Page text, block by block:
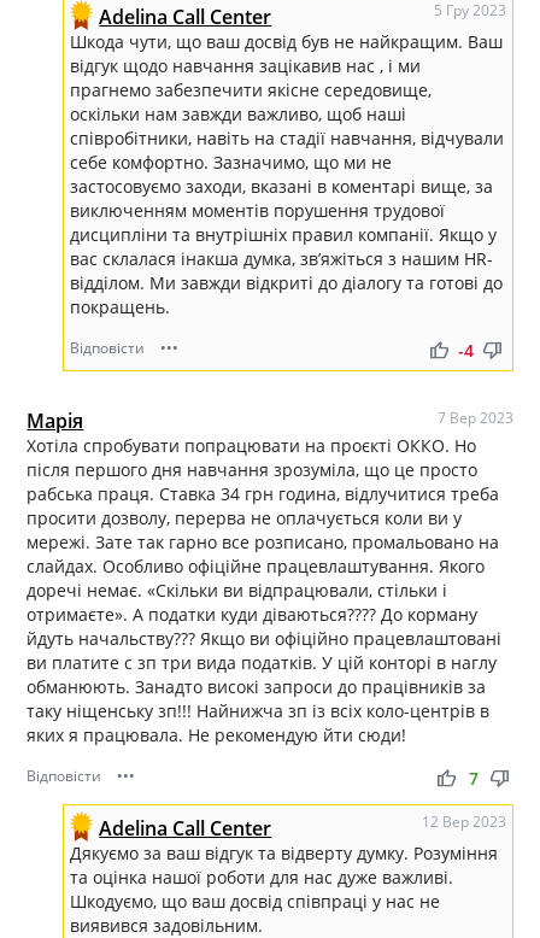
Adelina Call Center 5 Гру 2023
Шкода чути, що ваш досвід був не найкращим. Ваш
відгук щодо навчання зацікавив нас , і ми
прагнемо забезпечити якісне середовище,
оскільки нам завжди важливо, щоб наші
співробітники, навіть на стадії навчання, відчували
себе комфортно. Зазначимо, що ми не
застосовуємо заходи, вказані в коментарі вище, за
виключенням моментів порушення трудової
дисципліни та внутрішніх правил компанії. Якщо у
вас склалася інакша думка, зв’яжіться з нашим HR-
відділом. Ми завжди відкриті до діалогу та готові до
покращень.
Відповісти ••• thumb_up thumb_down
-4
Марія 7 Вер 2023
Хотіла спробувати попрацювати на проєкті ОККО. Но
після першого дня навчання зрозуміла, що це просто
рабська праця. Ставка 34 грн година, відлучитися треба
просити дозволу, перерва не оплачується коли ви у
мережі. Зате так гарно все розписано, промальовано на
слайдах. Особливо офіційне працевлаштування. Якого
доречі немає. «Скільки ви відпрацювали, стільки і
отримаєте». А податки куди діваються???? До корману
йдуть начальству??? Якщо ви офіційно працевлаштовані
ви платите с зп три вида податків. У цій конторі в наглу
обманюють. Занадто високі запроси до працівників за
таку ніщенську зп!!! Найнижча зп із всіх коло-центрів в
яких я працювала. Не рекомендую йти сюди!
Відповісти ••• thumb_up thumb_down
7
Adelina Call Center 12 Вер 2023
Дякуємо за ваш відгук та відверту думку. Розуміння
та оцінка нашої роботи для нас дуже важливі.
Шкодуємо, що ваш досвід співпраці у нас не
виявився задовільним.